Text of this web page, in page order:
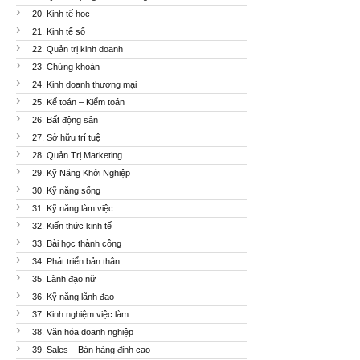
20. Kinh tế học
21. Kinh tế số
22. Quản trị kinh doanh
23. Chứng khoán
24. Kinh doanh thương mại
25. Kế toán – Kiểm toán
26. Bất động sản
27. Sở hữu trí tuệ
28. Quản Trị Marketing
29. Kỹ Năng Khởi Nghiệp
30. Kỹ năng sống
31. Kỹ năng làm việc
32. Kiến thức kinh tế
33. Bài học thành công
34. Phát triển bản thân
35. Lãnh đạo nữ
36. Kỹ năng lãnh đạo
37. Kinh nghiệm việc làm
38. Văn hóa doanh nghiệp
39. Sales – Bán hàng đỉnh cao